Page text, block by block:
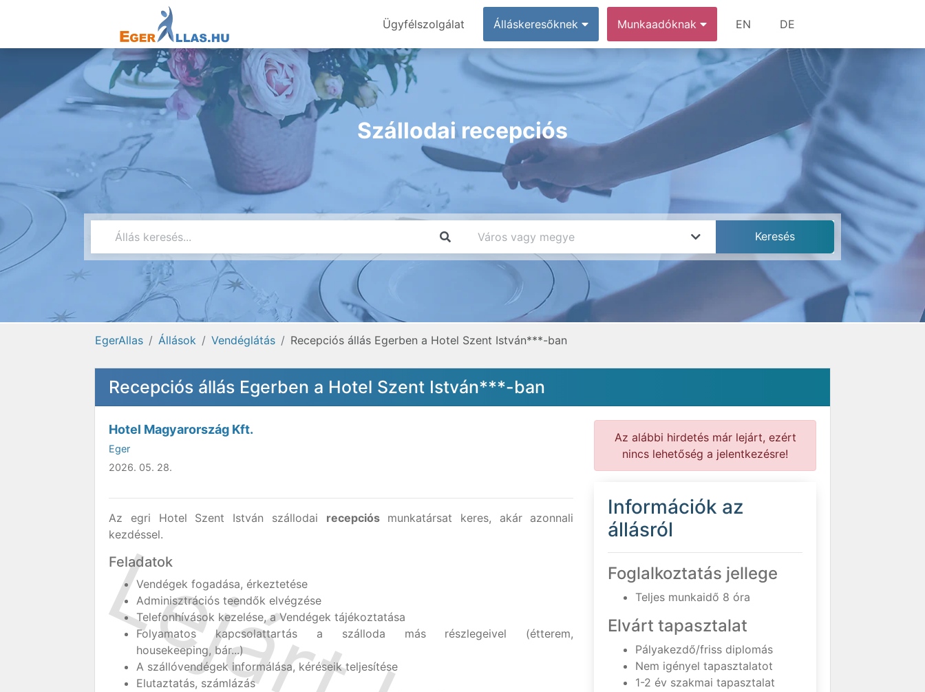
Ügyfélszolgálat Álláskeresőknek Munkaadóknak EN DE
Szállodai recepciós
EgerAllas Állások Vendéglátás Recepciós állás Egerben a Hotel Szent István***-ban
Recepciós állás Egerben a Hotel Szent István***-ban
Hotel Magyarország Kft.
Eger
2026. 05. 28.
Az egri Hotel Szent István szállodai recepciós munkatársat keres, akár azonnali
kezdéssel.
Feladatok
Vendégek fogadása, érkeztetése
Adminisztrációs teendők elvégzése
Telefonhívások kezelése, a Vendégek tájékoztatása
Folyamatos kapcsolattartás a szálloda más részlegeivel (étterem,
housekeeping, bár...)
A szállóvendégek informálása, kéréseik teljesítése
Elutaztatás, számlázás
Az alábbi hirdetés már lejárt, ezért
nincs lehetőség a jelentkezésre!
Információk az
állásról
Foglalkoztatás jellege
Teljes munkaidő 8 óra
Elvárt tapasztalat
Pályakezdő/friss diplomás
Nem igényel tapasztalatot
1-2 év szakmai tapasztalat